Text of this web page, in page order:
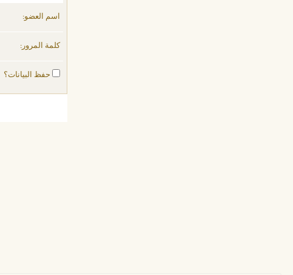
اسم العضو:
كلمة المرور:
حفظ البيانات؟